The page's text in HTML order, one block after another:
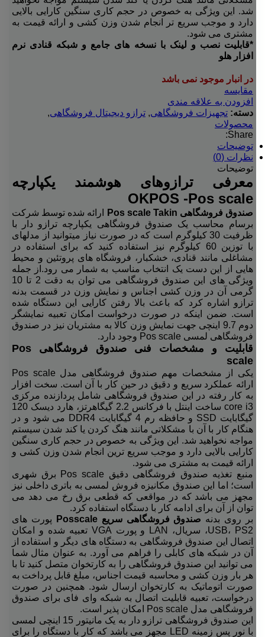
شد. این ویژگی به خصوص در حجم کاری سنگین کارایی بالایی
دارد و موجب سریع تر انجام شدن وزن کشی و ارائه قیمت به
مشتری می شود.
*قابلیت نصب و لینک با نسخه های جامع و شبکه قنادی نرم
افزار هلو
در انبار موجود نمی باشد
مقایسه
افزودن به علاقه مندی
دسته: تجهیزات فروشگاهی, ترازو دیجیتال فروشگاهی,
محصولات
Share:
توضیحات
نظرات (0)
توضیحات
معرفی ترازوهای هوشمند یکپارچه
OKPOS -Pos scale
صندوق فروشگاهی Pos scale Takin
ارائه شده توسط شرکت
برسام محاسب یک صندوق فروشگاهی یکپارچه ترازو دار با
ظرفیت 30 کیلوگرم است که در صورت نیاز میتوانید از مدلهای
با توزین 60 کیلوگرم نیز استفاده کنید که برای استفاده در
مشاغلی مانند قنادی، خشکبار، فروشگاه های پروتئین و محیط
هایی از این دست یک انتخاب مناسب به شمار می رود.از جمله
ویژگی های این صندوق فروشگاهی می توان به دقت 2 تا 10
گرمی آن در وزن کشی اجناس و نمایش وزن در قسمت بدنه
ترازو اشاره کرد که باعث بالا رفتن کارایی این دستگاه شده
است. ضمن اینکه در صورت درخواست امکان تعبیه نمایشگر
دوم 9.7 اینچی جهت نمایش وزن کالا به مشتریان نیز در صندوق
فروشگاهی لمسی Pos scale وجود دارد.
قابلیت و مشخصات فنی صندوق فروشگاهی Pos
scale
یکی از مشخصات مهم صندوق فروشگاهی مدل Pos scale
ارائه عملکرد سریع و دقیق در حین کار با آن است. سخت افزار
به کار رفته در این صندوق فروشگاهی شامل پردازنده مرکزی
core i3 ساخت اینتل با فرکانس 2.2 گیگاهرتز، هارد دیسک 120
گیگابایت SSD و حافظه رم 4 گیگابایت DDR4 می شود و در
هنگام کار با آن با مشکلاتی مانند هنگ کردن یا کند شدن سیستم
مواجه نخواهید شد. این ویژگی به خصوص در حجم کاری سنگین
کارایی بالایی دارد و موجب سریع ترین انجام شدن وزن کشی و
ارائه قیمت به مشتری می شود.
منبع تغذیه صندوق فروشگاهی دقیق Pos scale برق شهری
است؛ اما این صندوق مکانیزه فروش لمسی به باتری داخلی نیز
مجهز می باشد که در مواقعی که قطعی برق رخ می دهد می
توان از آن برای ادامه کار با دستگاه استفاده کرد.
بر روی بدنه صندوق فروشگاهی سریع Posscale
پورت های
USB، PS2، سریال، LAN و پورت VGA تعبیه شده و امکان
اتصال این صندوق فروشگاهی به دستگاه های دیگر و استفاده از
آن در شبکه های کابلی را فراهم می آورد. به عنوان مثال شما
می توانید این صندوق فروشگاهی را به کارتخوان متصل کنید تا با
هر بار وزن کشی و محاسبه قیمت اجناس، مبلغ قابل پرداخت به
صورت اتوماتیک به کارتخوان ارسال شود. همچنین در صورت
درخواست، تعبیه قابلیت اتصال به شبکه وای فای برای صندوق
فروشگاهی مدل Pos scale امکان پذیر است.
این صندوق فروشگاهی ترازو دار به یک مانیتور 15 اینچی لمسی
با نور پس زمینه LED مجهز می باشد که کار با دستگاه را برای